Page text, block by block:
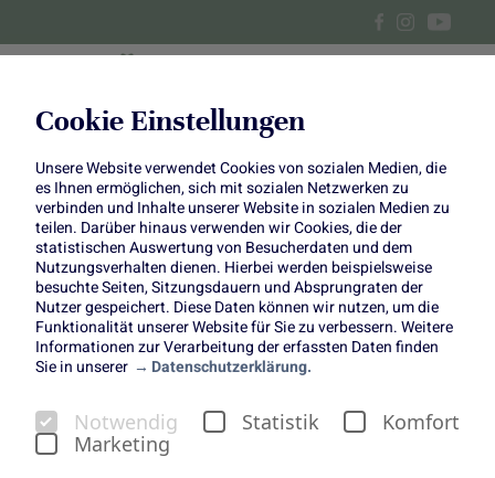
Cookie Einstellungen
Unsere Website verwendet Cookies von sozialen Medien, die
es Ihnen ermöglichen, sich mit sozialen Netzwerken zu
verbinden und Inhalte unserer Website in sozialen Medien zu
teilen. Darüber hinaus verwenden wir Cookies, die der
statistischen Auswertung von Besucherdaten und dem
Nutzungsverhalten dienen. Hierbei werden beispielsweise
besuchte Seiten, Sitzungsdauern und Absprungraten der
Nutzer gespeichert. Diese Daten können wir nutzen, um die
Funktionalität unserer Website für Sie zu verbessern. Weitere
Informationen zur Verarbeitung der erfassten Daten finden
Sie in unserer
Datenschutzerklärung.
Notwendig Statistik
Komfort
Marketing
Apfel-Quark-Schmarrn
Apfel-Quark-Schmarrn
Süße Leckerei passend zur Apfelsaison